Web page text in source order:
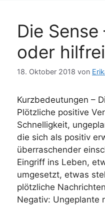
Die
oder
18. Oktober 2018 von
Kurzbedeutungen –
Plötzliche positive
Schnelligkeit,
die sich als positiv
überraschender
Eingriff ins Leben,
umgesetzt, etwas
plötzliche
Negativ: Ungeplante